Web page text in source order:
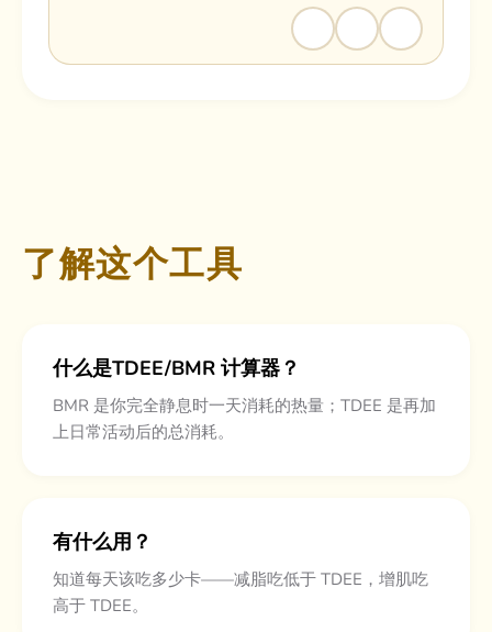
了解这个工具
什么是TDEE/BMR 计算器？
BMR 是你完全静息时一天消耗的热量；TDEE 是再加
上日常活动后的总消耗。
有什么用？
知道每天该吃多少卡——减脂吃低于 TDEE，增肌吃
高于 TDEE。